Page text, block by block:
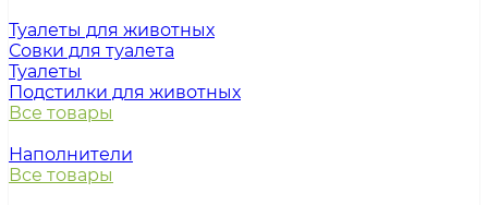
Туалеты для животных
Совки для туалета
Туалеты
Подстилки для животных
Все товары
Наполнители
Все товары